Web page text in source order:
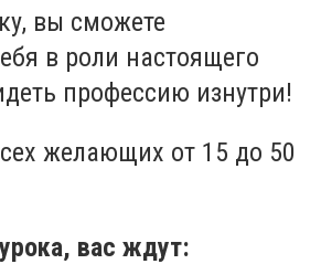
вы сможете
в роли настоящего
профессию изнутри!
желающих от 15 до 50
вас ждут: